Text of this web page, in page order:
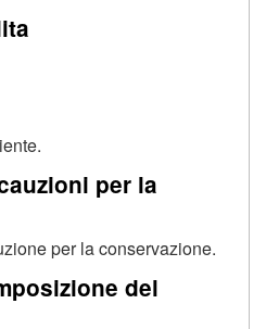
per la
per la conservazione.
del